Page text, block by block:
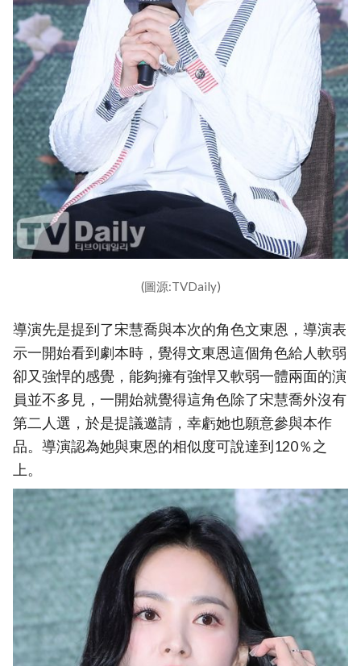
(圖源:TVDaily)
導演先是提到了宋慧喬與本次的角色文東恩，導演表
示一開始看到劇本時，覺得文東恩這個角色給人軟弱
卻又強悍的感覺，能夠擁有強悍又軟弱一體兩面的演
員並不多見，一開始就覺得這角色除了宋慧喬外沒有
第二人選，於是提議邀請，幸虧她也願意參與本作
品。導演認為她與東恩的相似度可說達到120％之
上。